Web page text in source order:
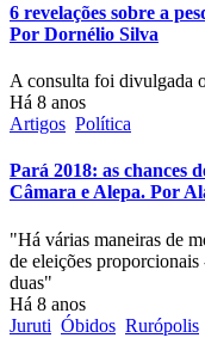
6 revelações sobre a
Por Dornélio Silva
A consulta foi divulgada
Há 8 anos
Artigos Política
Pará 2018: as chances
Câmara e Alepa. Por
"Há várias maneiras de
de eleições
duas"
Há 8 anos
Juruti Óbidos Rurópolis